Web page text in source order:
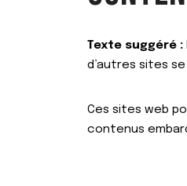
Texte suggéré :
d’autres sites
Ces sites web
contenus